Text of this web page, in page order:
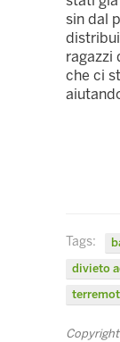
sin dal
ragazzi
che ci
Tags:
divieto